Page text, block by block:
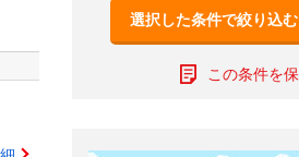
選択した条件で絞り込む
この条件を